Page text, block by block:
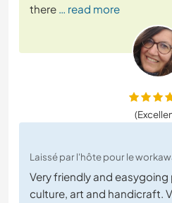
there … read more
Laissé par l'hôte pour le
Very friendly and
culture, art and handicraft.